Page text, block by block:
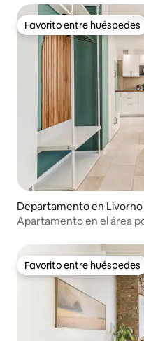
Favorito entre huéspedes
Favorito entre huéspedes
Departamento en Livorno
Apartamento en el área
Favorito entre huéspedes
Favorito entre huéspedes